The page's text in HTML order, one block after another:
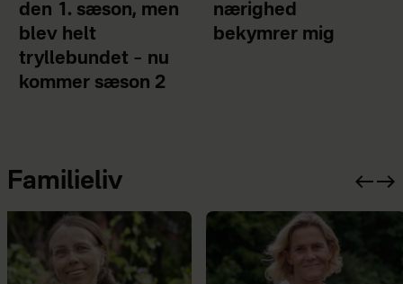
den 1. sæson, men
blev helt
tryllebundet – nu
kommer sæson 2
nærighed
bekymrer mig
Familieliv